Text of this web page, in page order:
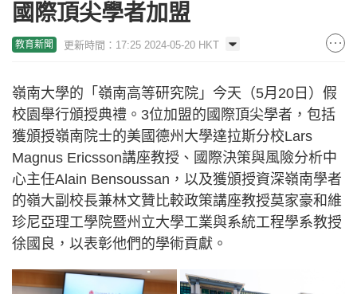
國際頂尖學者加盟
教育新聞 更新時間：17:25 2024-05-20 HKT
嶺南大學的「嶺南高等研究院」今天（5月20日）假
校園舉行頒授典禮。3位加盟的國際頂尖學者，包括
獲頒授嶺南院士的美國德州大學達拉斯分校Lars
Magnus Ericsson講座教授、國際決策與風險分析中
心主任Alain Bensoussan，以及獲頒授資深嶺南學者
的嶺大副校長兼林文贊比較政策講座教授莫家豪和維
珍尼亞理工學院暨州立大學工業與系統工程學系教授
徐國良，以表彰他們的學術貢獻。